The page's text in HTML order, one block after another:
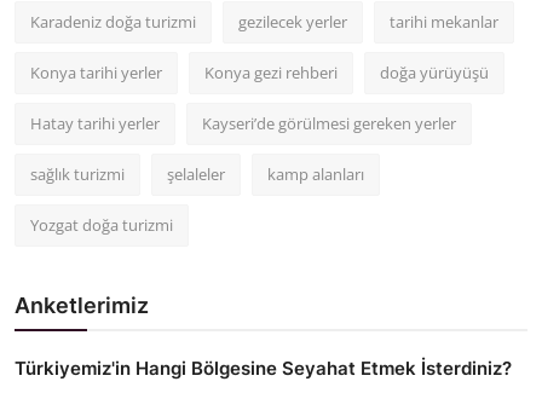
Karadeniz doğa turizmi gezilecek yerler tarihi mekanlar
Konya tarihi yerler Konya gezi rehberi doğa yürüyüşü
Hatay tarihi yerler Kayseri’de görülmesi gereken yerler
sağlık turizmi şelaleler kamp alanları
Yozgat doğa turizmi
Anketlerimiz
Türkiyemiz'in Hangi Bölgesine Seyahat Etmek İsterdiniz?